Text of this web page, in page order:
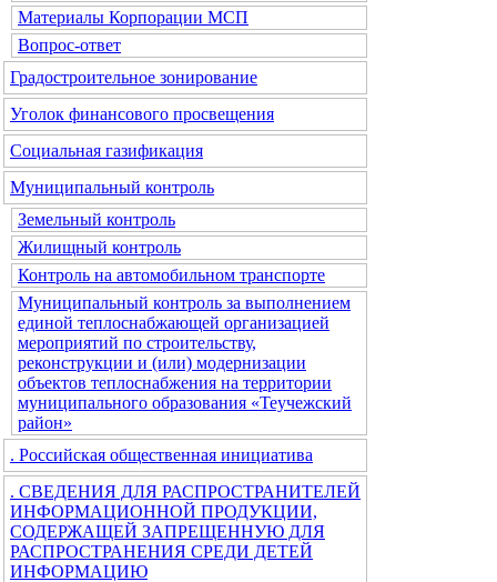
Материалы Корпорации МСП
Вопрос-ответ
Градостроительное зонирование
Уголок финансового просвещения
Социальная газификация
Муниципальный контроль
Земельный контроль
Жилищный контроль
Контроль на автомобильном транспорте
Муниципальный контроль за выполнением
единой теплоснабжающей организацией
мероприятий по строительству,
реконструкции и (или) модернизации
объектов теплоснабжения на территории
муниципального образования «Теучежский
район»
. Российская общественная инициатива
. СВЕДЕНИЯ ДЛЯ РАСПРОСТРАНИТЕЛЕЙ
ИНФОРМАЦИОННОЙ ПРОДУКЦИИ,
СОДЕРЖАЩЕЙ ЗАПРЕЩЕННУЮ ДЛЯ
РАСПРОСТРАНЕНИЯ СРЕДИ ДЕТЕЙ
ИНФОРМАЦИЮ